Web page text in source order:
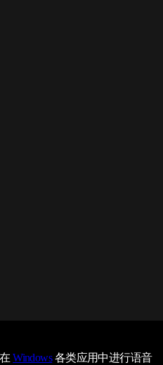
在Windows各类应用中进行语音